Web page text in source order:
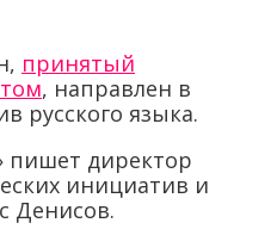
принятый
, направлен в
русского языка.
пишет директор
инициатив и
Денисов.